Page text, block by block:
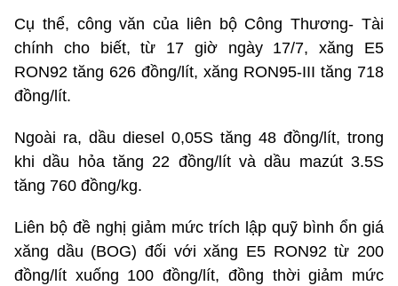
Cụ thể, công văn của liên bộ Công Thương- Tài
chính cho biết, từ 17 giờ ngày 17/7, xăng E5
RON92 tăng 626 đồng/lít, xăng RON95-III tăng 718
đồng/lít.
Ngoài ra, dầu diesel 0,05S tăng 48 đồng/lít, trong
khi dầu hỏa tăng 22 đồng/lít và dầu mazút 3.5S
tăng 760 đồng/kg.
Liên bộ đề nghị giảm mức trích lập quỹ bình ổn giá
xăng dầu (BOG) đối với xăng E5 RON92 từ 200
đồng/lít xuống 100 đồng/lít, đồng thời giảm mức